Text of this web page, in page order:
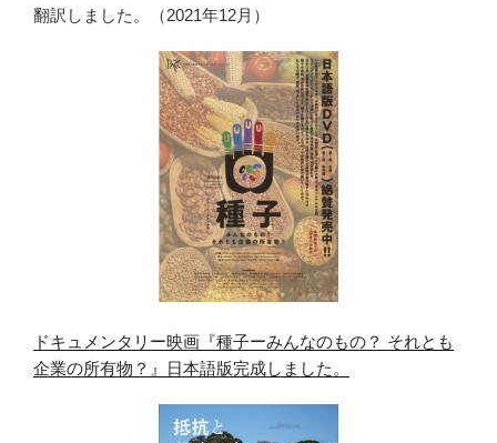
翻訳しました。（2021年12月）
ドキュメンタリー映画『種子ーみんなのもの？ それとも
企業の所有物？』日本語版完成しました。